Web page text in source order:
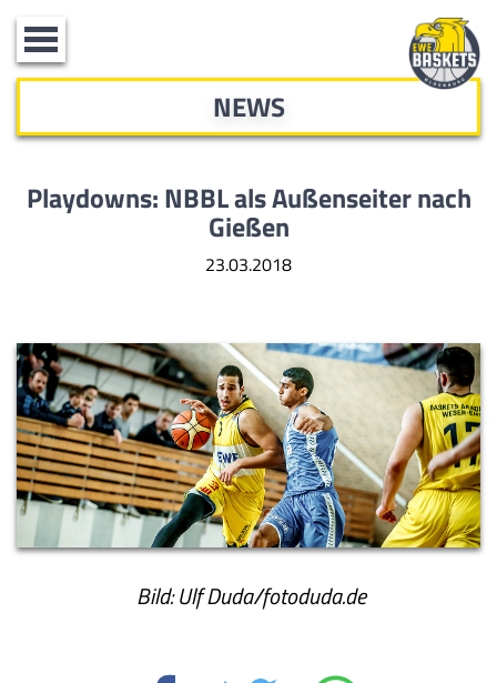
Toggle
navigation
NEWS
Playdowns: NBBL als Außenseiter nach
Gießen
23.03.2018
Bild: Ulf Duda/fotoduda.de